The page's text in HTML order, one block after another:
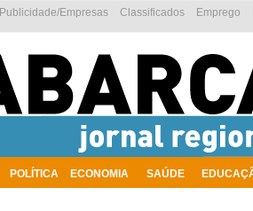
POLÍTICA ECONOMIA SAÚDE
Emprego
Classificados
Publicidade/Empresas